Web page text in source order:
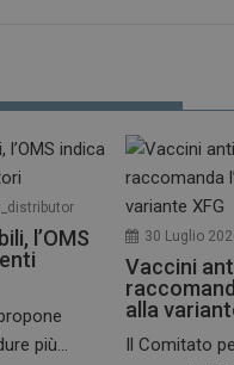
l’OMS
più...
30 Luglio
Vaccini
alla
Il Comitato
I cookie necessari
e l'accesso alle
NOME
_ga